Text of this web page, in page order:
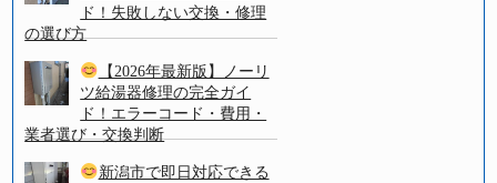
ド！失敗しない交換・修理
の選び方
【2026年最新版】ノーリ
ツ給湯器修理の完全ガイ
ド！エラーコード・費用・
業者選び・交換判断
新潟市で即日対応できる